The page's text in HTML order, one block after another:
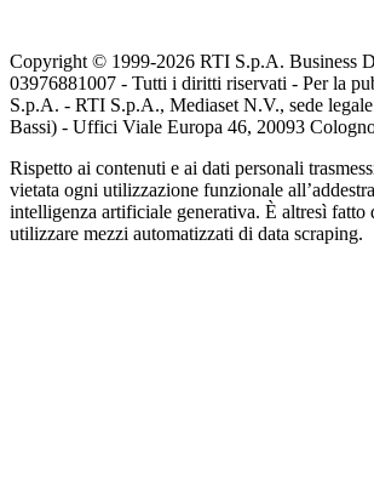
Copyright © 1999-2026 RTI S.p.A. Business
03976881007 - Tutti i diritti riservati - Per la
S.p.A. - RTI S.p.A., Mediaset N.V., sede
Bassi) - Uffici Viale Europa 46, 20093
Rispetto ai contenuti e ai dati personali
vietata ogni utilizzazione funzionale
intelligenza artificiale generativa. È altresì fatto
utilizzare mezzi automatizzati di data scraping.